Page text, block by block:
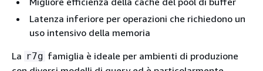
Latenza inferiore per operazioni che richiedono un
uso intensivo della memoria
La r7g famiglia è ideale per ambienti di produzione